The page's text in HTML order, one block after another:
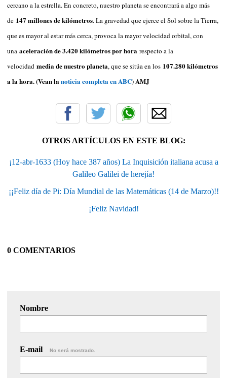
cercano a la estrella. En concreto, nuestro planeta se encontrará a algo más
de 147 millones de kilómetros. La gravedad que ejerce el Sol sobre la Tierra,
que es mayor al estar más cerca, provoca la mayor velocidad orbital, con
una aceleración de 3.420 kilómetros por hora respecto a la
velocidad media de nuestro planeta, que se sitúa en los 107.280 kilómetros
a la hora. (Vean lanoticia completa en ABC) AMJ
OTROS ARTÍCULOS EN ESTE BLOG:
¡12-abr-1633 (Hoy hace 387 años) La Inquisición italiana acusa a
Galileo Galilei de herejía!
¡¡Feliz día de Pi: Día Mundial de las Matemáticas (14 de Marzo)!!
¡Feliz Navidad!
0 COMENTARIOS
Nombre
E-mail No será mostrado.